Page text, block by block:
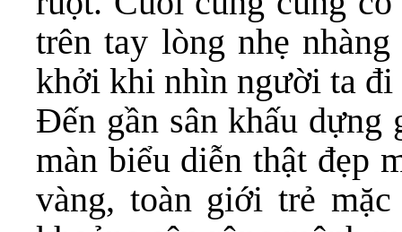
trên tay lòng nhẹ
khởi khi nhìn người ta đi
Đến gần sân khấu
màn biểu diễn thật đẹp
vàng, toàn giới trẻ